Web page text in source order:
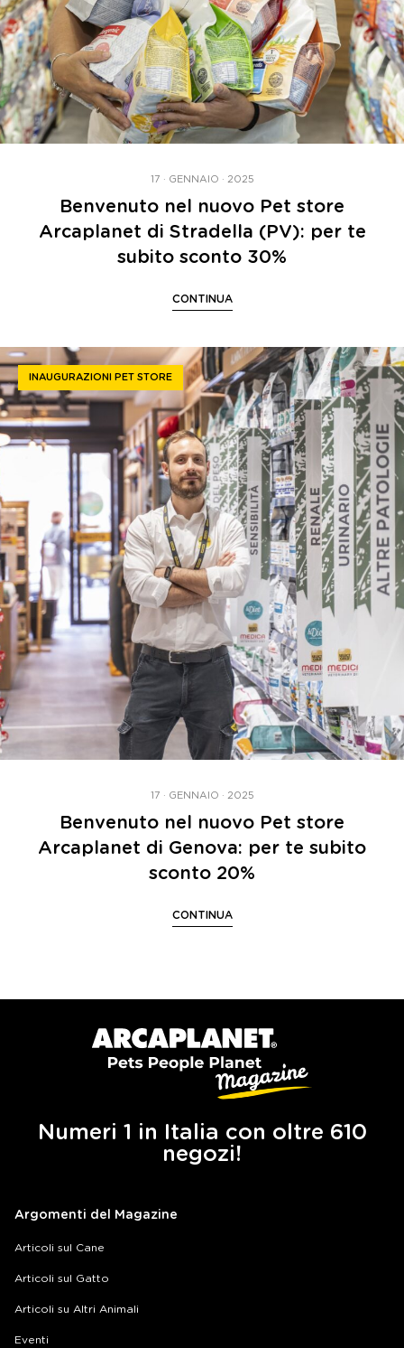
17 · GENNAIO · 2025
Benvenuto nel nuovo Pet store
Arcaplanet di Stradella (PV): per te
subito sconto 30%
CONTINUA
INAUGURAZIONI PET STORE
17 · GENNAIO · 2025
Benvenuto nel nuovo Pet store
Arcaplanet di Genova: per te subito
sconto 20%
CONTINUA
Numeri 1 in Italia con oltre 610
negozi!
Argomenti del Magazine
Articoli sul Cane
Articoli sul Gatto
Articoli su Altri Animali
Eventi